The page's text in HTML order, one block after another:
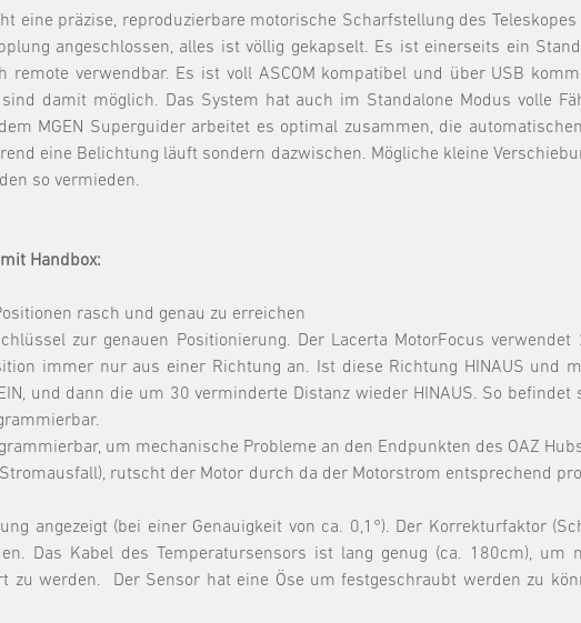
eine präzise, reproduzierbare motorische Scharfstellung des
angeschlossen, alles ist völlig gekapselt. Es ist einerseits ein
remote verwendbar. Es ist voll ASCOM kompatibel und über USB
damit möglich. Das System hat auch im Standalone Modus volle
MGEN Superguider arbeitet es optimal zusammen, die
eine Belichtung läuft sondern dazwischen. Mögliche kleine
so vermieden.
Handbox:
rasch und genau zu erreichen
zur genauen Positionierung. Der Lacerta MotorFocus
immer nur aus einer Richtung an. Ist diese Richtung HINAUS und
und dann die um 30 verminderte Distanz wieder HINAUS. So
um mechanische Probleme an den Endpunkten des OAZ
rutscht der Motor durch da der Motorstrom entsprechend
angezeigt (bei einer Genauigkeit von ca. 0,1°). Der Korrekturfaktor
Das Kabel des Temperatursensors ist lang genug (ca. 180cm), um
zu werden. Der Sensor hat eine Öse um festgeschraubt werden zu